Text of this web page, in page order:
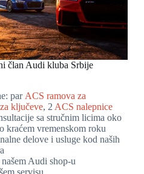
član Audi kluba Srbije
par ACS ramova za
ključeve, 2 ACS nalepnice
sa stručnim licima oko
kraćem vremenskom roku
delove i usluge kod naših
Audi shop-u